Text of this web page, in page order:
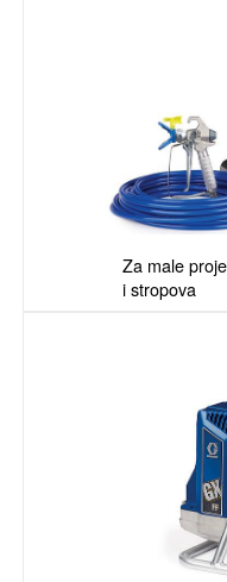
Za male
i stropova